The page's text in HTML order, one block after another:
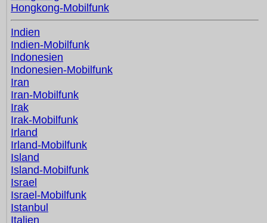
Hongkong-Mobilfunk
Indien
Indien-Mobilfunk
Indonesien
Indonesien-Mobilfunk
Iran
Iran-Mobilfunk
Irak
Irak-Mobilfunk
Irland
Irland-Mobilfunk
Island
Island-Mobilfunk
Israel
Israel-Mobilfunk
Istanbul
Italien